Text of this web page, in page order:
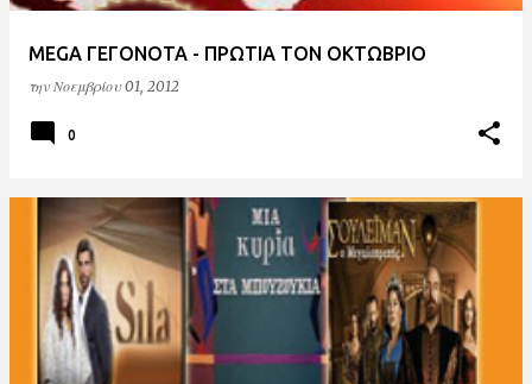
MEGA ΓΕΓΟΝΟΤΑ - ΠΡΩΤΙΑ ΤΟΝ ΟΚΤΩΒΡΙΟ
την Νοεμβρίου 01, 2012
0